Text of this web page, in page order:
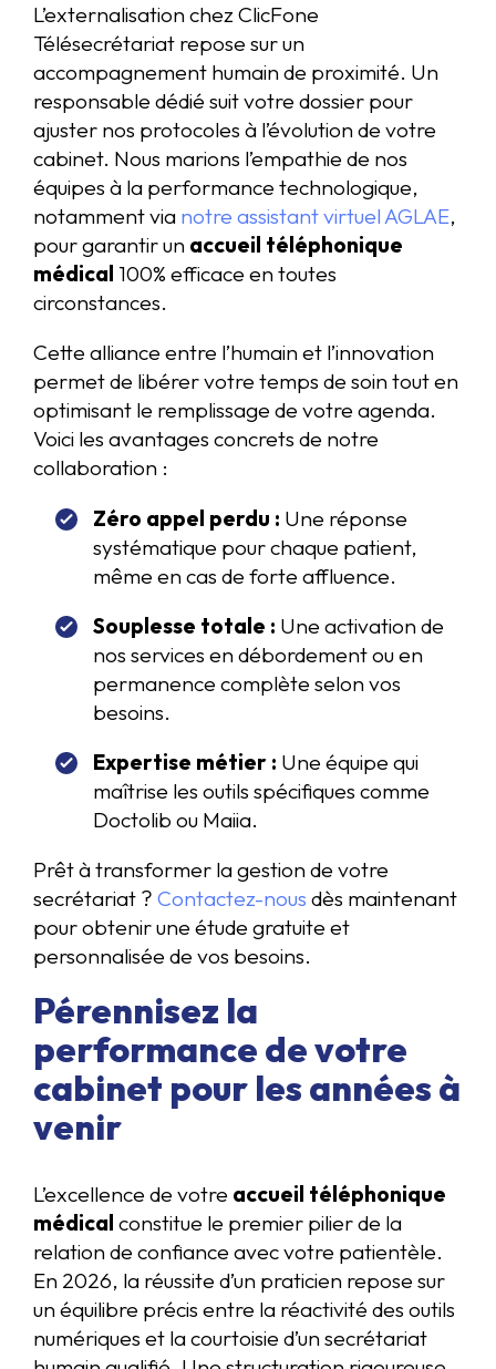
L’externalisation chez ClicFone
Télésecrétariat repose sur un
accompagnement humain de proximité. Un
responsable dédié suit votre dossier pour
ajuster nos protocoles à l’évolution de votre
cabinet. Nous marions l’empathie de nos
équipes à la performance technologique,
notamment via notre assistant virtuel AGLAE,
pour garantir un accueil téléphonique
médical 100% efficace en toutes
circonstances.
Cette alliance entre l’humain et l’innovation
permet de libérer votre temps de soin tout en
optimisant le remplissage de votre agenda.
Voici les avantages concrets de notre
collaboration :
Zéro appel perdu : Une réponse
systématique pour chaque patient,
même en cas de forte affluence.
Souplesse totale : Une activation de
nos services en débordement ou en
permanence complète selon vos
besoins.
Expertise métier : Une équipe qui
maîtrise les outils spécifiques comme
Doctolib ou Maiia.
Prêt à transformer la gestion de votre
secrétariat ? Contactez-nous dès maintenant
pour obtenir une étude gratuite et
personnalisée de vos besoins.
Pérennisez la
performance de votre
cabinet pour les années à
venir
L’excellence de votre accueil téléphonique
médical constitue le premier pilier de la
relation de confiance avec votre patientèle.
En 2026, la réussite d’un praticien repose sur
un équilibre précis entre la réactivité des outils
numériques et la courtoisie d’un secrétariat